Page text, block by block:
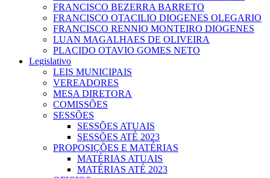
FRANCISCO BEZERRA BARRETO
FRANCISCO OTACILIO DIOGENES OLEGARIO
FRANCISCO RENNIO MONTEIRO DIOGENES
LUAN MAGALHAES DE OLIVEIRA
PLACIDO OTAVIO GOMES NETO
Legislativo
LEIS MUNICIPAIS
VEREADORES
MESA DIRETORA
COMISSÕES
SESSÕES
SESSÕES ATUAIS
SESSÕES ATÉ 2023
PROPOSIÇÕES E MATÉRIAS
MATÉRIAS ATUAIS
MATÉRIAS ATÉ 2023